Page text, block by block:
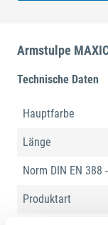
Armstulpe
Technische Daten
Hauptfarbe
Länge
Norm DIN EN 388
Produktart